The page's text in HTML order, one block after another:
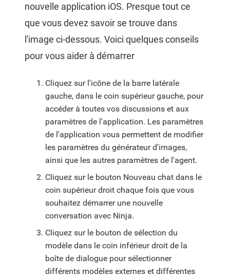
nouvelle application iOS. Presque tout ce
que vous devez savoir se trouve dans
l'image ci-dessous. Voici quelques conseils
pour vous aider à démarrer
Cliquez sur l'icône de la barre latérale
gauche, dans le coin supérieur gauche, pour
accéder à toutes vos discussions et aux
paramètres de l'application. Les paramètres
de l'application vous permettent de modifier
les paramètres du générateur d'images,
ainsi que les autres paramètres de l'agent.
Cliquez sur le bouton Nouveau chat dans le
coin supérieur droit chaque fois que vous
souhaitez démarrer une nouvelle
conversation avec Ninja.
Cliquez sur le bouton de sélection du
modèle dans le coin inférieur droit de la
boîte de dialogue pour sélectionner
différents modèles externes et différentes